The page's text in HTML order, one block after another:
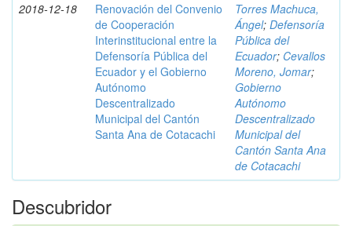
2018-12-18
Renovación del Convenio
de Cooperación
Interinstitucional entre la
Defensoría Pública del
Ecuador y el Gobierno
Autónomo
Descentralizado
Municipal del Cantón
Santa Ana de Cotacachi
Torres Machuca,
Ángel; Defensoría
Pública del
Ecuador; Cevallos
Moreno, Jomar;
Gobierno
Autónomo
Descentralizado
Municipal del
Cantón Santa Ana
de Cotacachi
Descubridor